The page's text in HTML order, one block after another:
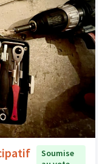
Soumise